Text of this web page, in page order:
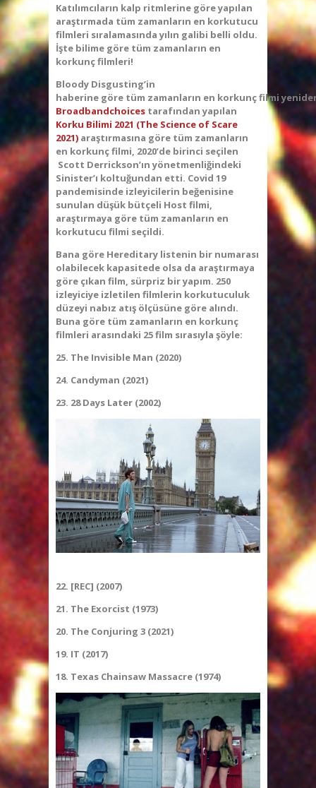
Katılımcıların kalp ritmlerine göre yapılan
araştırmada tüm zamanların en korkutucu
filmleri sıralamasında yılın galibi belli oldu.
İşte bilime göre tüm zamanların en
korkunç filmleri!
Bloody Disgusting’in
haberine göre tüm zamanların en korkunç filmi
Broadbandchoices tarafından yapılan
Korku Bilimi 2021 (The Science of Scare
2021) araştırmasına göre tüm zamanların
en korkunç filmi, 2020’de birinci seçilen
Scott Derrickson’ın yönetmenliğindeki
Sinister’ı koltuğundan etti. Covid 19
pandemisinde izleyicilerin beğenisine
sunulan düşük bütçeli Host filmi,
araştırmaya göre tüm zamanların en
korkutucu filmi seçildi.
Bana göre Hereditary listenin bir numarası
olabilecek kapasitede olsa da araştırmaya
göre çıkan film, sürpriz bir yapım. 250
izleyiciye izletilen filmlerin korkutuculuk
düzeyi nabız atış ölçüsüne göre alındı.
Buna göre tüm zamanların en korkunç
filmleri arasındaki 25 film sırasıyla şöyle:
25. The Invisible Man (2020)
24. Candyman (2021)
23. 28 Days Later (2002)
22. [REC] (2007)
21. The Exorcist (1973)
20. The Conjuring 3 (2021)
19. IT (2017)
18. Texas Chainsaw Massacre (1974)